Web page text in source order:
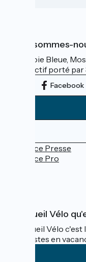
Qui sommes-
La Voie Bleue,
collectif porté
Facebook
Espace Presse
Espace Pro
Accueil Vélo
Accueil Vélo
cyclistes en